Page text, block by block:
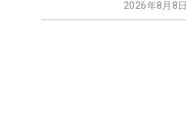
2026年8月8